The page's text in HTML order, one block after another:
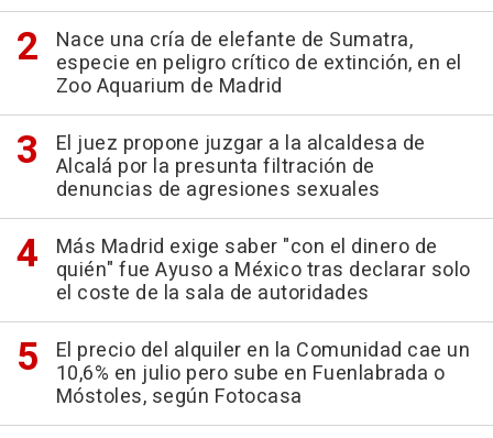
Nace una cría de elefante de Sumatra,
especie en peligro crítico de extinción, en el
Zoo Aquarium de Madrid
El juez propone juzgar a la alcaldesa de
Alcalá por la presunta filtración de
denuncias de agresiones sexuales
Más Madrid exige saber "con el dinero de
quién" fue Ayuso a México tras declarar solo
el coste de la sala de autoridades
El precio del alquiler en la Comunidad cae un
10,6% en julio pero sube en Fuenlabrada o
Móstoles, según Fotocasa